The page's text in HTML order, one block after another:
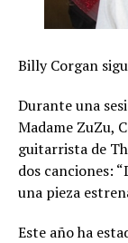
Billy Corgan
Durante una
Madame ZuZu,
guitarrista de
dos canciones:
una pieza
Este año ha